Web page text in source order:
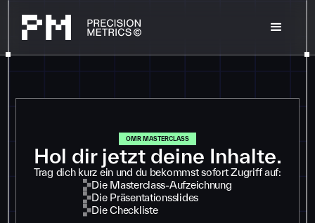
OMR MASTERCLASS
Hol dir jetzt deine Inhalte.
Trag dich kurz ein und du bekommst sofort Zugriff auf:
Die Masterclass-Aufzeichnung
Die Präsentationsslides
Die Checkliste